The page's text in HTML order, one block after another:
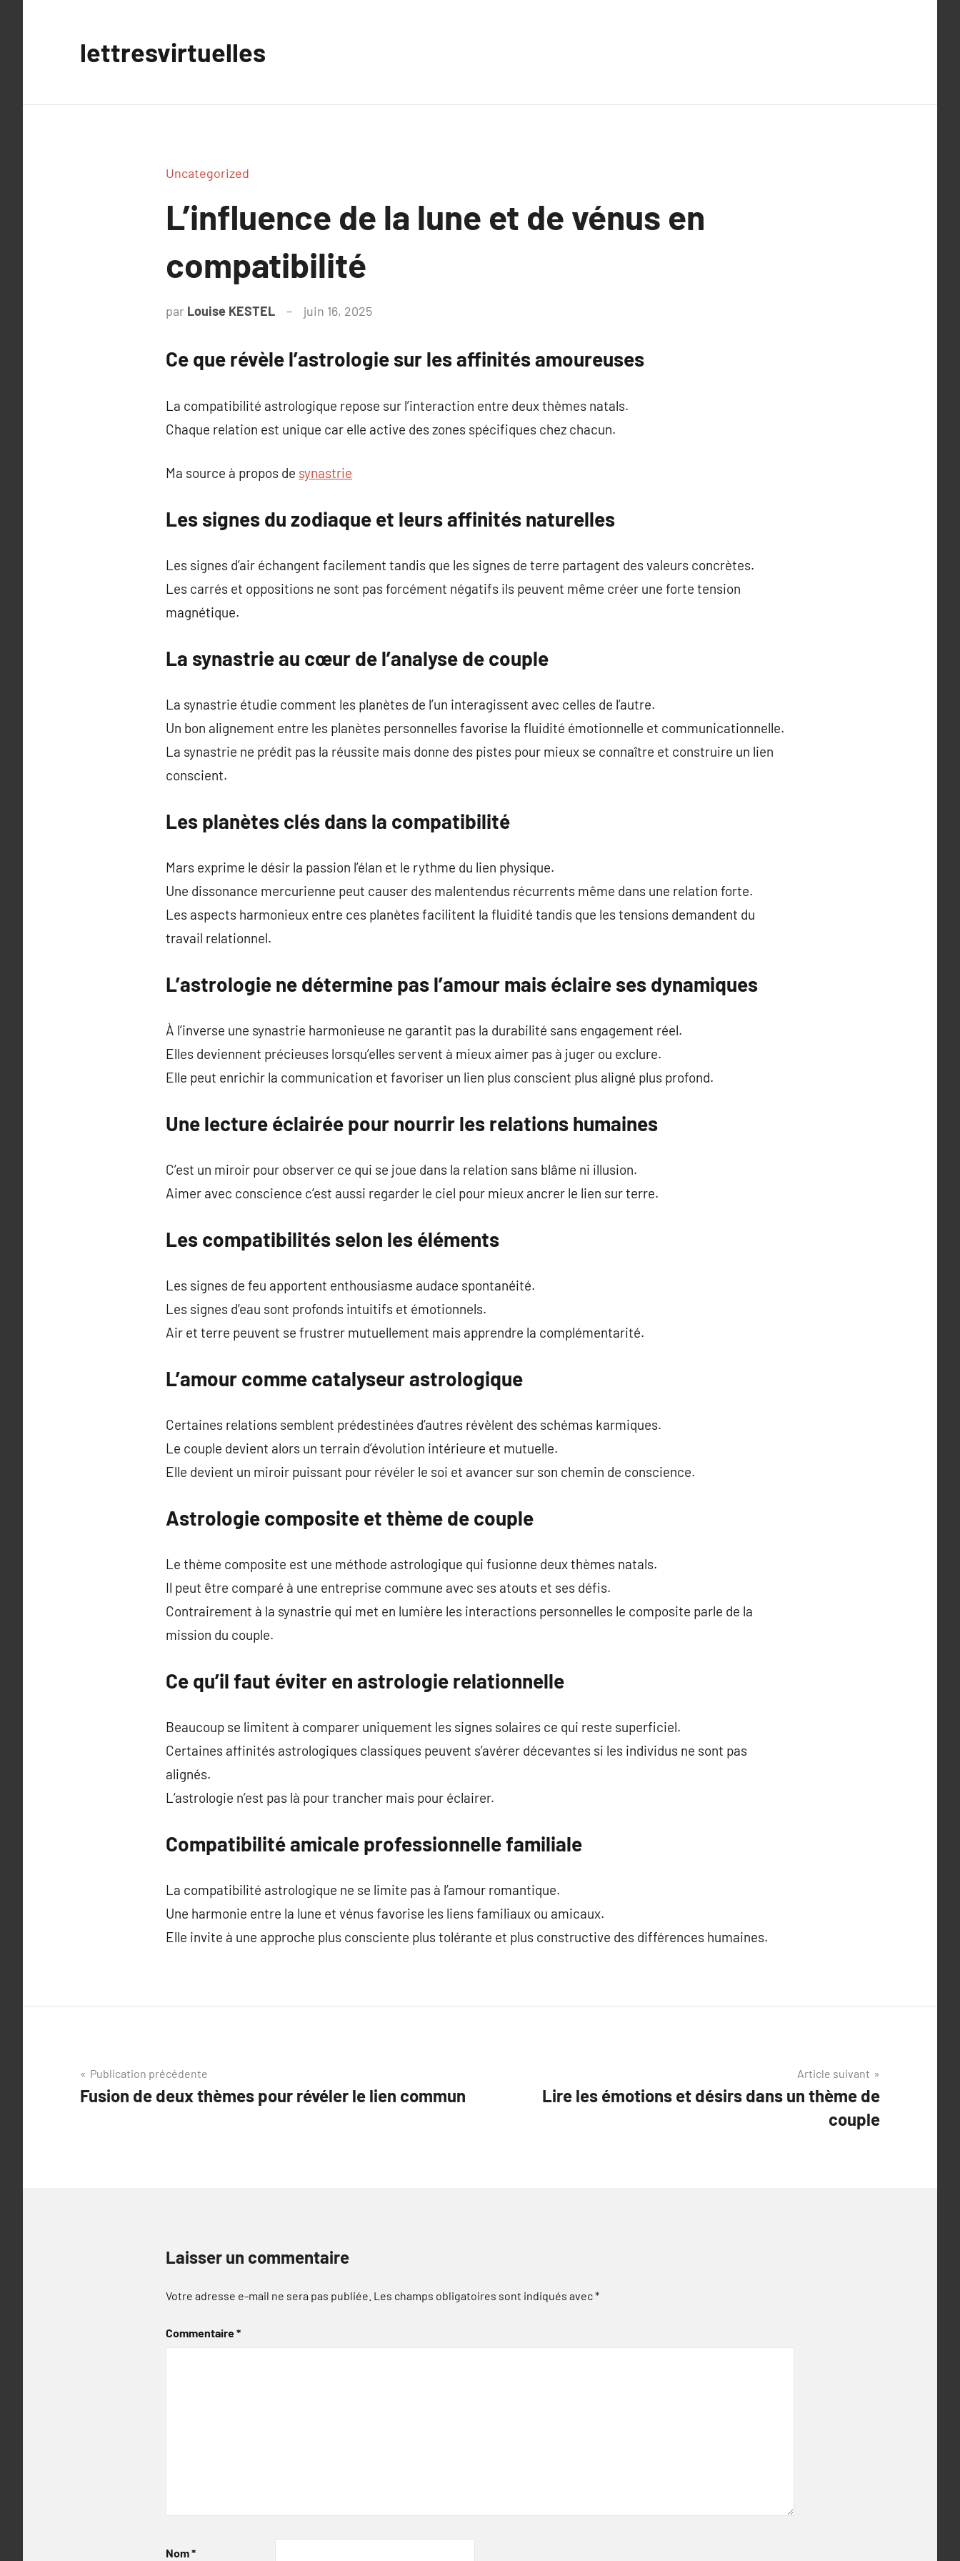
lettresvirtuelles
Uncategorized
L’influence de la lune et de vénus en
compatibilité
par Louise KESTEL juin 16, 2025
Ce que révèle l’astrologie sur les affinités amoureuses
La compatibilité astrologique repose sur l’interaction entre deux thèmes natals.
Chaque relation est unique car elle active des zones spécifiques chez chacun.
Ma source à propos de synastrie
Les signes du zodiaque et leurs affinités naturelles
Les signes d’air échangent facilement tandis que les signes de terre partagent des valeurs concrètes.
Les carrés et oppositions ne sont pas forcément négatifs ils peuvent même créer une forte tension
magnétique.
La synastrie au cœur de l’analyse de couple
La synastrie étudie comment les planètes de l’un interagissent avec celles de l’autre.
Un bon alignement entre les planètes personnelles favorise la fluidité émotionnelle et communicationnelle.
La synastrie ne prédit pas la réussite mais donne des pistes pour mieux se connaître et construire un lien
conscient.
Les planètes clés dans la compatibilité
Mars exprime le désir la passion l’élan et le rythme du lien physique.
Une dissonance mercurienne peut causer des malentendus récurrents même dans une relation forte.
Les aspects harmonieux entre ces planètes facilitent la fluidité tandis que les tensions demandent du
travail relationnel.
L’astrologie ne détermine pas l’amour mais éclaire ses dynamiques
À l’inverse une synastrie harmonieuse ne garantit pas la durabilité sans engagement réel.
Elles deviennent précieuses lorsqu’elles servent à mieux aimer pas à juger ou exclure.
Elle peut enrichir la communication et favoriser un lien plus conscient plus aligné plus profond.
Une lecture éclairée pour nourrir les relations humaines
C’est un miroir pour observer ce qui se joue dans la relation sans blâme ni illusion.
Aimer avec conscience c’est aussi regarder le ciel pour mieux ancrer le lien sur terre.
Les compatibilités selon les éléments
Les signes de feu apportent enthousiasme audace spontanéité.
Les signes d’eau sont profonds intuitifs et émotionnels.
Air et terre peuvent se frustrer mutuellement mais apprendre la complémentarité.
L’amour comme catalyseur astrologique
Certaines relations semblent prédestinées d’autres révèlent des schémas karmiques.
Le couple devient alors un terrain d’évolution intérieure et mutuelle.
Elle devient un miroir puissant pour révéler le soi et avancer sur son chemin de conscience.
Astrologie composite et thème de couple
Le thème composite est une méthode astrologique qui fusionne deux thèmes natals.
Il peut être comparé à une entreprise commune avec ses atouts et ses défis.
Contrairement à la synastrie qui met en lumière les interactions personnelles le composite parle de la
mission du couple.
Ce qu’il faut éviter en astrologie relationnelle
Beaucoup se limitent à comparer uniquement les signes solaires ce qui reste superficiel.
Certaines affinités astrologiques classiques peuvent s’avérer décevantes si les individus ne sont pas
alignés.
L’astrologie n’est pas là pour trancher mais pour éclairer.
Compatibilité amicale professionnelle familiale
La compatibilité astrologique ne se limite pas à l’amour romantique.
Une harmonie entre la lune et vénus favorise les liens familiaux ou amicaux.
Elle invite à une approche plus consciente plus tolérante et plus constructive des différences humaines.
Navigation
de
Publication précédente
Fusion de deux thèmes pour révéler le lien commun
Article suivant
Lire les émotions et désirs dans un thème de
couple
Laisser un commentaire
Votre adresse e-mail ne sera pas publiée. Les champs obligatoires sont indiqués avec*
Commentaire*
Nom*